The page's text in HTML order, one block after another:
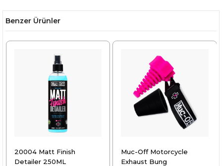
Benzer Ürünler
Finish
Muc-Off Motorcycle
Matt